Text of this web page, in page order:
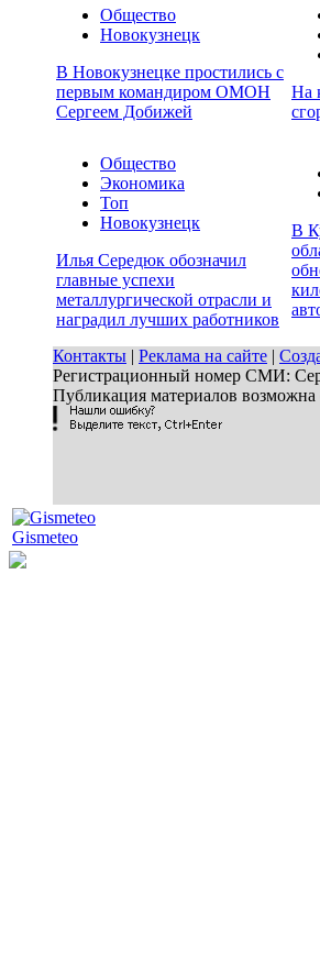
Общество
Новокузнецк
В Новокузнецке простились с
первым командиром ОМОН
Сергеем Добижей
На
Общество
Экономика
Топ
Новокузнецк
Илья Середюк обозначил
главные успехи
металлургической отрасли и
наградил лучших работников
В
Контакты | Реклама на сайте |
Регистрационный номер СМИ:
Публикация материалов
Gismeteo